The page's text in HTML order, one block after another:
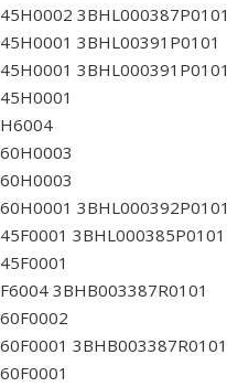
3BHL00391P0101
3BHL000385P0101
3BHB003387R0101
3BHB003387R0101